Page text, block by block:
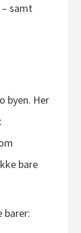
samt
byen. Her
bare
barer: